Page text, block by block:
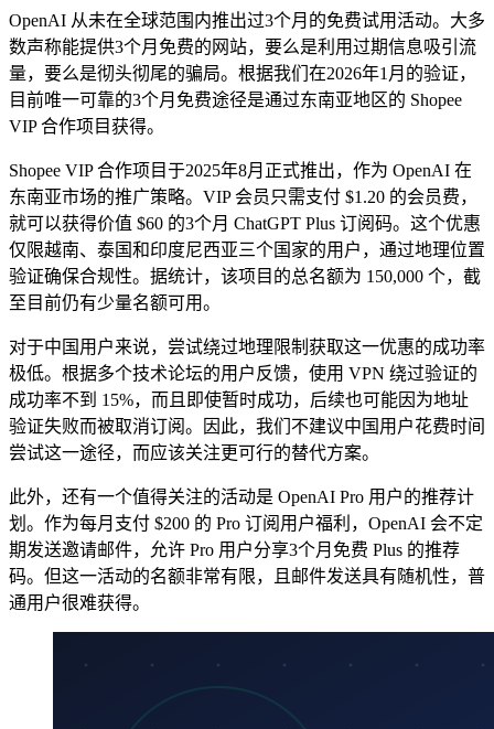
OpenAI 从未在全球范围内推出过3个月的免费试用活动。大多
数声称能提供3个月免费的网站，要么是利用过期信息吸引流
量，要么是彻头彻尾的骗局。根据我们在2026年1月的验证，
目前唯一可靠的3个月免费途径是通过东南亚地区的 Shopee
VIP 合作项目获得。
Shopee VIP 合作项目于2025年8月正式推出，作为 OpenAI 在
东南亚市场的推广策略。VIP 会员只需支付 $1.20 的会员费，
就可以获得价值 $60 的3个月 ChatGPT Plus 订阅码。这个优惠
仅限越南、泰国和印度尼西亚三个国家的用户，通过地理位置
验证确保合规性。据统计，该项目的总名额为 150,000 个，截
至目前仍有少量名额可用。
对于中国用户来说，尝试绕过地理限制获取这一优惠的成功率
极低。根据多个技术论坛的用户反馈，使用 VPN 绕过验证的
成功率不到 15%，而且即使暂时成功，后续也可能因为地址
验证失败而被取消订阅。因此，我们不建议中国用户花费时间
尝试这一途径，而应该关注更可行的替代方案。
此外，还有一个值得关注的活动是 OpenAI Pro 用户的推荐计
划。作为每月支付 $200 的 Pro 订阅用户福利，OpenAI 会不定
期发送邀请邮件，允许 Pro 用户分享3个月免费 Plus 的推荐
码。但这一活动的名额非常有限，且邮件发送具有随机性，普
通用户很难获得。